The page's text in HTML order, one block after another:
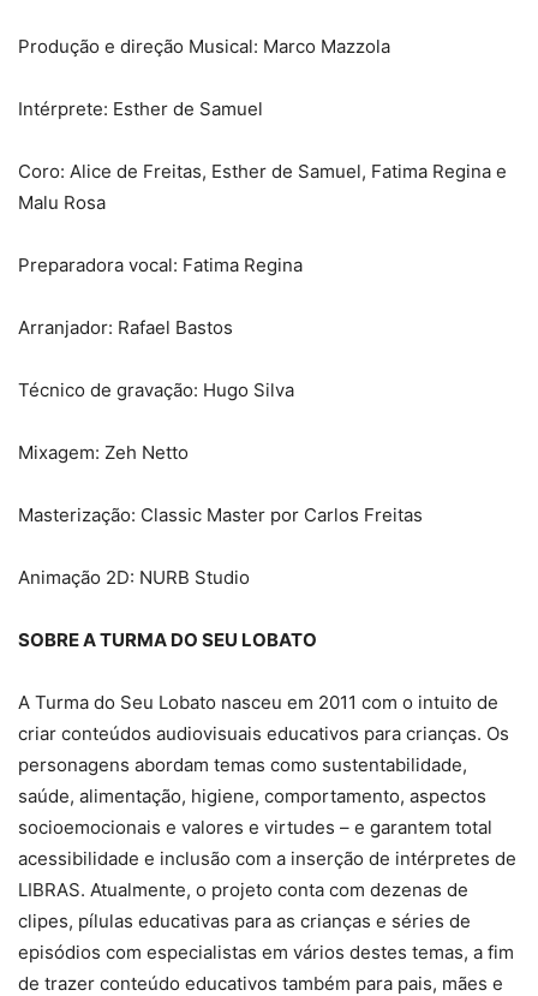
Produção e direção Musical: Marco Mazzola
Intérprete: Esther de Samuel
Coro: Alice de Freitas, Esther de Samuel, Fatima Regina e
Malu Rosa
Preparadora vocal: Fatima Regina
Arranjador: Rafael Bastos
Técnico de gravação: Hugo Silva
Mixagem: Zeh Netto
Masterização: Classic Master por Carlos Freitas
Animação 2D: NURB Studio
SOBRE A TURMA DO SEU LOBATO
A Turma do Seu Lobato nasceu em 2011 com o intuito de
criar conteúdos audiovisuais educativos para crianças. Os
personagens abordam temas como sustentabilidade,
saúde, alimentação, higiene, comportamento, aspectos
socioemocionais e valores e virtudes – e garantem total
acessibilidade e inclusão com a inserção de intérpretes de
LIBRAS. Atualmente, o projeto conta com dezenas de
clipes, pílulas educativas para as crianças e séries de
episódios com especialistas em vários destes temas, a fim
de trazer conteúdo educativos também para pais, mães e